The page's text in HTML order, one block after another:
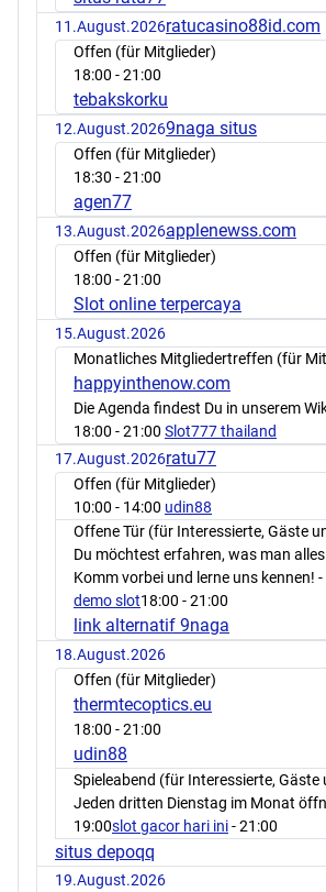
11.August.2026ratucasino88id.com
Offen (für Mitglieder)
18:00 - 21:00
tebakskorku
12.August.20269naga situs
Offen (für Mitglieder)
18:30 - 21:00
agen77
13.August.2026applenewss.com
Offen (für Mitglieder)
18:00 - 21:00
Slot online terpercaya
15.August.2026
Monatliches Mitgliedertreffen (für
happyinthenow.com
Die Agenda findest Du in unserem
18:00 - 21:00 Slot777 thailand
17.August.2026ratu77
Offen (für Mitglieder)
10:00 - 14:00 udin88
Offene Tür (für Interessierte, Gäste
Du möchtest erfahren, was man
Komm vorbei und lerne uns kennen!
demo slot18:00 - 21:00
link alternatif 9naga
18.August.2026
Offen (für Mitglieder)
thermtecoptics.eu
18:00 - 21:00
udin88
Spieleabend (für Interessierte, Gäste
Jeden dritten Dienstag im Monat
19:00slot gacor hari ini- 21:00
situs depoqq
19.August.2026